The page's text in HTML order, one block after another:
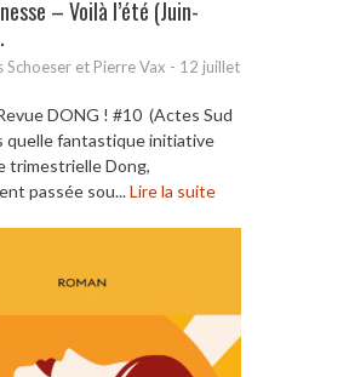
– Voilà l’été (Juin-
Schoeser et Pierre Vax - 12 juillet
DONG ! #10 (Actes Sud
quelle fantastique initiative
trimestrielle Dong,
passée sou...Lire la suite